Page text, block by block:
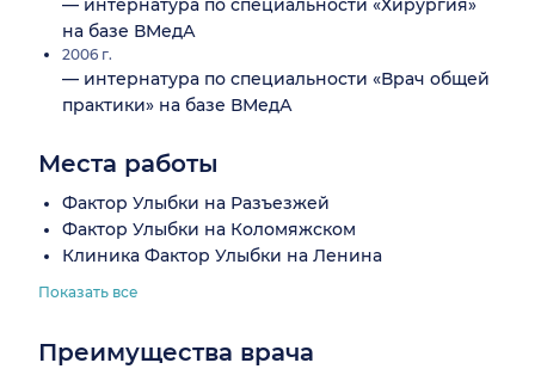
— интернатура по специальности «Хирургия»
на базе ВМедА
2006 г.
— интернатура по специальности «Врач общей
практики» на базе ВМедА
Места работы
Фактор Улыбки на Разъезжей
Фактор Улыбки на Коломяжском
Клиника Фактор Улыбки на Ленина
Показать все
Преимущества врача